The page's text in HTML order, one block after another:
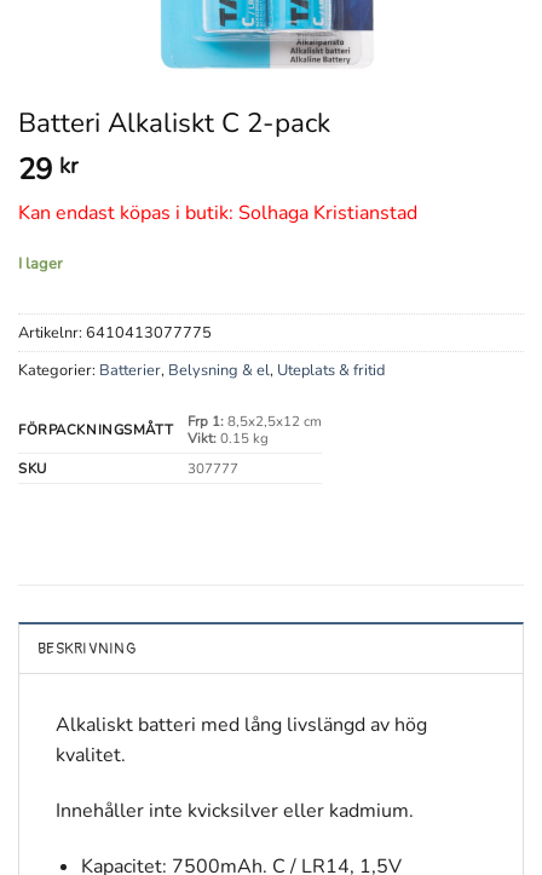
Batteri Alkaliskt C 2-pack
29 kr
Kan endast köpas i butik: Solhaga Kristianstad
I lager
Artikelnr: 6410413077775
Kategorier: Batterier, Belysning & el, Uteplats & fritid
FÖRPACKNINGSMÅTT Frp 1:8,5x2,5x12 cm
Vikt:0.15 kg
SKU
307777
BESKRIVNING
Alkaliskt batteri med lång livslängd av hög
kvalitet.
Innehåller inte kvicksilver eller kadmium.
Kapacitet: 7500mAh. C / LR14, 1,5V